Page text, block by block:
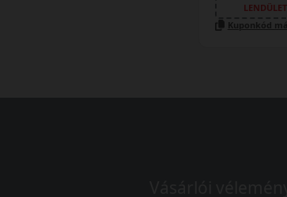
LENDÜLET
Kuponkód